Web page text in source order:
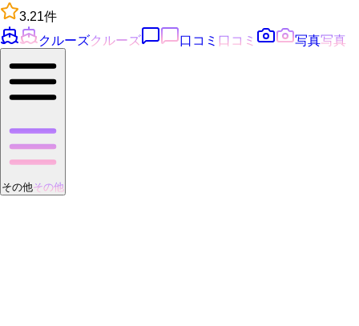
3.21件
クルーズクルーズ 口コミ 口コミ 写真写真
その他その他